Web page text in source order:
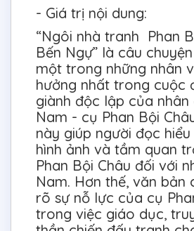
- Giá trị nội dung:
“Ngôi nhà tranh Phan
Bến Ngự” là câu
một trong những nhân
hưởng nhất trong cuộc
giành độc lập của nhân
Nam - cụ Phan Bội
này giúp người đọc
hình ảnh và tầm quan
Phan Bội Châu đối với
Nam. Hơn thế, văn bản
rõ sự nỗ lực của cụ
trong việc giáo dục,